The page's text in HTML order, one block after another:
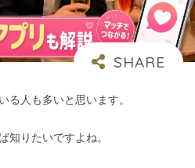
る人も多いと思います。
知りたいですよね。